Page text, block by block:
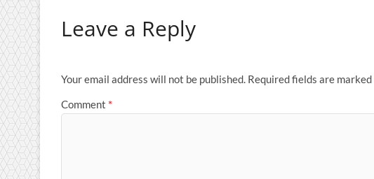
Leave a Reply
Your email address will not be published. Required fields are marked
Comment *